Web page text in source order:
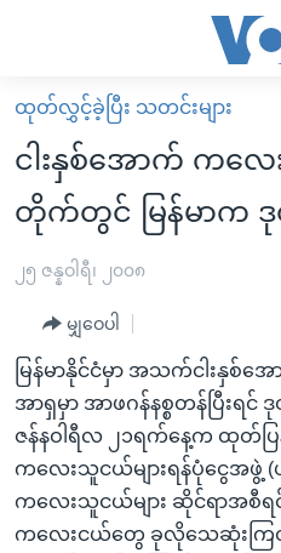
လွယ်ကူ
စေ
သည့်
Link
များ
အကြောင်းအရာ
သို့
ကျော်
ကြည့်
မူလစာမျက်နှာ
မြန်မာ
ကမ္ဘာ့သတင်းများ
နိုင်ငံတကာ
အစ္စရေး-ပါလက်စတိုင်း
ရပ်ဝန်းတခု လမ်းတခု အလွန်
အင်္ဂလိပ်စာလေ့လာမယ်
အမေရိကန်သုံးအီဒီယံ
မကြေးမုံရဲ့ အင်္ဂလိပ်စာ
ရုပ်ရှင်ထဲက အင်္ဂလိပ်စာ
အပတ်စဉ်ကဏ္ဍများ
ရေဒီယို
ရေဒီယိုနှင့်ရုပ်သံ အချက်အလက်မ
ရေဒီယို/တီဗွီအစီအစဉ်
ထုတ်လွှင့်ခဲ့ပြီး သတင်းများ
ငါးနှစ်အောက် ကလ
တိုက်တွင် မြန်မာက
၂၅ ဇန္နဝါရီ၊ ၂၀၀၈
မျှဝေပါ
မြန်မာနိုင်ငံမှာ အသက်ငါးနှစ်
အာရှမှာ အာဖဂန်နစ္စတန်ပြီးရ
ဇန်နဝါရီလ ၂၁ရက်နေ့က ထုတ်ပ
ကလေးသူငယ်များရန်ပုံငွေအဖွဲ့
ကလေးသူငယ်များ ဆိုင်ရာအစီရင်
ကလေးငယ်တွေ ခုလိုသေဆုံးကြ